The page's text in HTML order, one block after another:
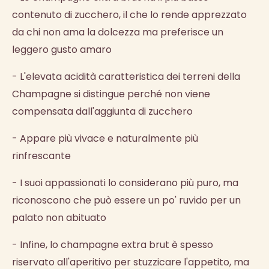
contenuto di zucchero, il che lo rende apprezzato
da chi non ama la dolcezza ma preferisce un
leggero gusto amaro
- L'elevata acidità caratteristica dei terreni della
Champagne si distingue perché non viene
compensata dall'aggiunta di zucchero
- Appare più vivace e naturalmente più
rinfrescante
- I suoi appassionati lo considerano più puro, ma
riconoscono che può essere un po' ruvido per un
palato non abituato
- Infine, lo champagne extra brut è spesso
riservato all'aperitivo per stuzzicare l'appetito, ma